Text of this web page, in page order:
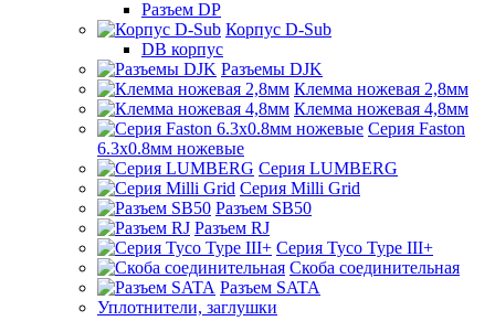
Разъем DP
Корпус D-Sub
DB корпус
Разъемы DJK
Клемма ножевая 2,8мм
Клемма ножевая 4,8мм
Серия Faston
6.3х0.8мм ножевые
Серия LUMBERG
Серия Milli Grid
Разъем SB50
Разъем RJ
Серия Tyco Type III+
Скоба соединительная
Разъем SATA
Уплотнители, заглушки